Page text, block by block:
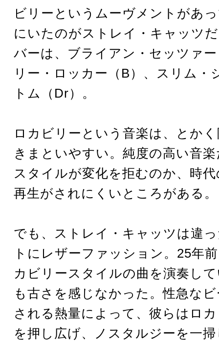
ビリーというムーヴメントがあ
にいたのがストレイ・キャッツ
バーは、ブライアン・セッツァ
リー・ロッカー（B）、スリム・
トム（Dr）。
ロカビリーという音楽は、とか
きまといやすい。純度の高い音
スタイルが変化を拒むのか、時
再生がされにくいところがある。
でも、ストレイ・キャッツは違
トにレザーファッション。25年
カビリースタイルの曲を演奏し
も古さを感じなかった。性急な
される熱量によって、彼らはロ
を押し広げ、ノスタルジーを一